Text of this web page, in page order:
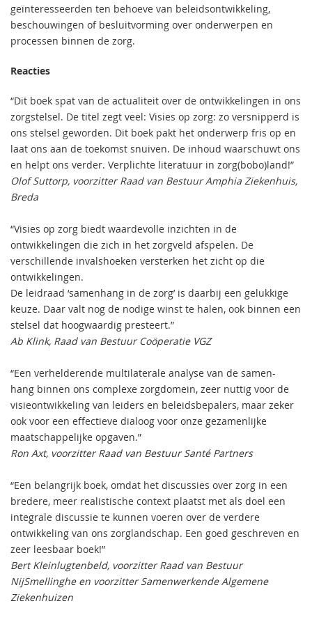
geïnteresseerden ten behoeve van beleidsontwikkeling,
beschouwingen of besluitvorming over onderwerpen en
processen binnen de zorg.
Reacties
“Dit boek spat van de actualiteit over de ontwikkelingen in ons
zorgstelsel. De titel zegt veel: Visies op zorg: zo versnipperd is
ons stelsel geworden. Dit boek pakt het onderwerp fris op en
laat ons aan de toekomst snuiven. De inhoud waarschuwt ons
en helpt ons verder. Verplichte literatuur in zorg(bobo)land!”
Olof Suttorp, voorzitter Raad van Bestuur Amphia Ziekenhuis,
Breda
“Visies op zorg biedt waardevolle inzichten in de
ontwikkelingen die zich in het zorgveld afspelen. De
verschillende invalshoeken versterken het zicht op die
ontwikkelingen.
De leidraad ‘samenhang in de zorg’ is daarbij een gelukkige
keuze. Daar valt nog de nodige winst te halen, ook binnen een
stelsel dat hoogwaardig presteert.”
Ab Klink, Raad van Bestuur Coöperatie VGZ
“Een verhelderende multilaterale analyse van de samen-
hang binnen ons complexe zorgdomein, zeer nuttig voor de
visieontwikkeling van leiders en beleidsbepalers, maar zeker
ook voor een effectieve dialoog voor onze gezamenlijke
maatschappelijke opgaven.”
Ron Axt, voorzitter Raad van Bestuur Santé Partners
“Een belangrijk boek, omdat het discussies over zorg in een
bredere, meer realistische context plaatst met als doel een
integrale discussie te kunnen voeren over de verdere
ontwikkeling van ons zorglandschap. Een goed geschreven en
zeer leesbaar boek!”
Bert Kleinlugtenbeld, voorzitter Raad van Bestuur
NijSmellinghe en voorzitter Samenwerkende Algemene
Ziekenhuizen